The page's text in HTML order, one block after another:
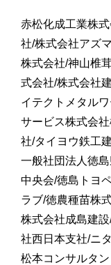
赤松化成工業株
社/株式会社アズ
株式会社/神山椎
式会社/株式会社
イテクトメタル
サービス株式会
社/タイヨウ鉄工
一般社団法人徳
中央会/徳島トヨ
ラブ/徳農種苗株
株式会社成島建
社西日本支社/ニ
松本コンサルタ